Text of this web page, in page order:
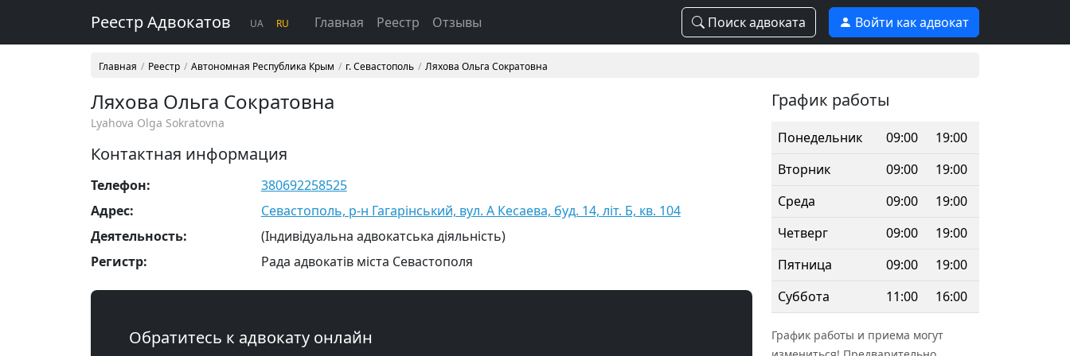
Реестр Адвокатов UA RU Главная Реестр Отзывы Поиск адвоката Войти как адвокат
Главная Реестр Автономная Республика Крым г. Севастополь Ляхова Ольга Сократовна
Ляхова Ольга Сократовна
Lyahova Olga Sokratovna
Контактная информация
Телефон:
380692258525
Адрес:
Севастополь, р-н Гагарінський, вул. А Кесаева, буд. 14, літ. Б, кв. 104
Деятельность:
(Індивідуальна адвокатська діяльність)
Регистр:
Рада адвокатів міста Севастополя
Обратитесь к адвокату онлайн
График работы
Понедельник 09:00
19:00
Вторник
09:00
19:00
Среда
09:00
19:00
Четверг
09:00
19:00
Пятница
09:00
19:00
Суббота
11:00 16:00
График работы и приема могут